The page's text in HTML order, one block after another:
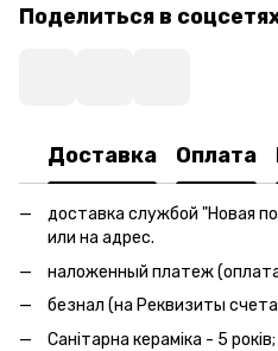
Поделиться в
Доставка Оплата
доставка службой "Новая
или на адрес.
наложенный платеж
безнал (на Реквизиты
Санітарна кераміка - 5 років;